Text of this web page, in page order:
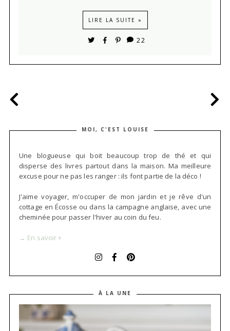
LIRE LA SUITE »
22
MOI, C'EST LOUISE
Une blogueuse qui boit beaucoup trop de thé et qui
disperse des livres partout dans la maison. Ma meilleure
excuse pour ne pas les ranger : ils font partie de la déco !
J'aime voyager, m'occuper de mon jardin et je rêve d'un
cottage en Écosse ou dans la campagne anglaise, avec une
cheminée pour passer l'hiver au coin du feu.
→ En savoir +
À LA UNE